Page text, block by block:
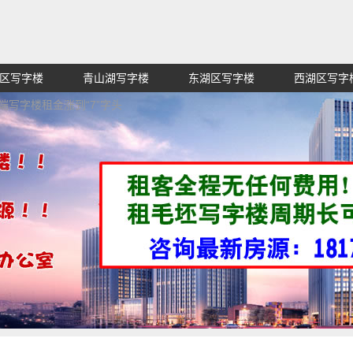
招租出售,找高端高档高级超甲级办公室信息网,买纯价格
写字楼 青山湖写字楼 东湖区写字楼 西湖区写字
写字楼租金涨到“7”字头